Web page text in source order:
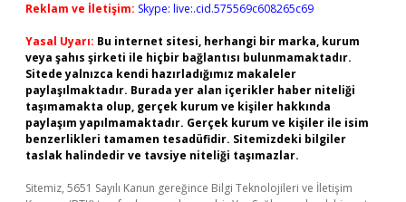
Reklam ve İletişim: Skype: live:.cid.575569c608265c69
Yasal Uyarı: Bu internet sitesi, herhangi bir marka, kurum
veya şahıs şirketi ile hiçbir bağlantısı bulunmamaktadır.
Sitede yalnızca kendi hazırladığımız makaleler
paylaşılmaktadır. Burada yer alan içerikler haber niteliği
taşımamakta olup, gerçek kurum ve kişiler hakkında
paylaşım yapılmamaktadır. Gerçek kurum ve kişiler ile isim
benzerlikleri tamamen tesadüfidir. Sitemizdeki bilgiler
taslak halindedir ve tavsiye niteliği taşımazlar.
Sitemiz, 5651 Sayılı Kanun gereğince Bilgi Teknolojileri ve İletişim